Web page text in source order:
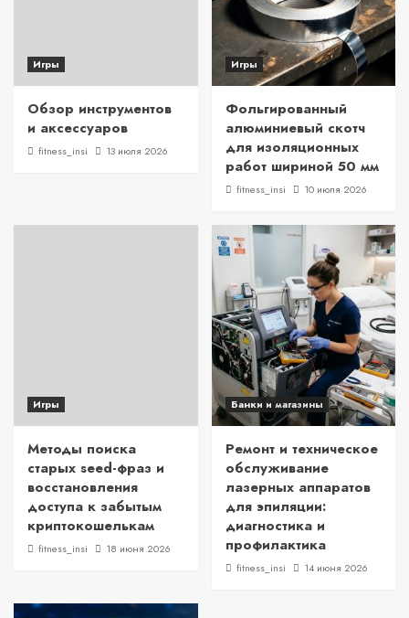
Игры
Обзор инструментов
и аксессуаров
fitness_insi 13 июля 2026
Игры
Фольгированный
алюминиевый скотч
для изоляционных
работ шириной 50 мм
fitness_insi 10 июля 2026
Игры
Методы поиска
старых seed-фраз и
восстановления
доступа к забытым
криптокошелькам
fitness_insi 18 июня 2026
Банки и магазины
Ремонт и техническое
обслуживание
лазерных аппаратов
для эпиляции:
диагностика и
профилактика
fitness_insi 14 июня 2026